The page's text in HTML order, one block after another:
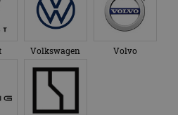
Volkswagen Volvo